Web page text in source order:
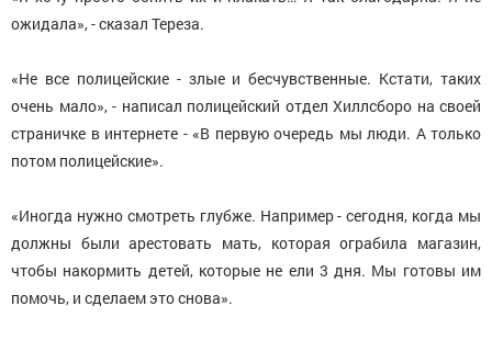
ожидала», - сказал Тереза.
«Не все полицейские - злые и бесчувственные. Кстати, таких
очень мало», - написал полицейский отдел Хиллсборо на своей
страничке в интернете - «В первую очередь мы люди. А только
потом полицейские».
«Иногда нужно смотреть глубже. Например - сегодня, когда мы
должны были арестовать мать, которая ограбила магазин,
чтобы накормить детей, которые не ели 3 дня. Мы готовы им
помочь, и сделаем это снова».